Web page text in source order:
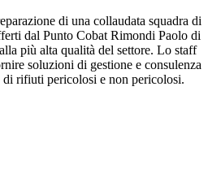
di una collaudata squadra di
dal Punto Cobat Rimondi Paolo di
più alta qualità del settore. Lo staff
soluzioni di gestione e consulenza
di rifiuti pericolosi e non pericolosi.